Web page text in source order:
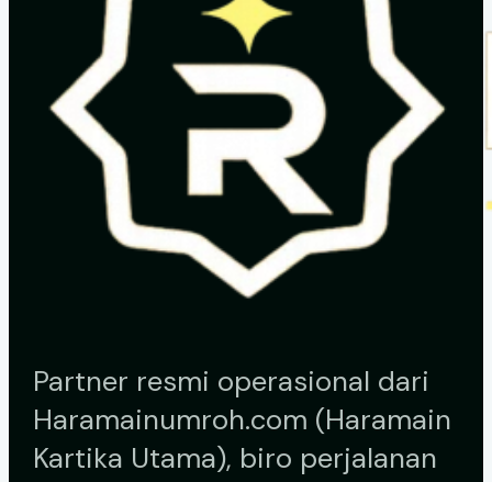
Partner resmi operasional dari
Haramainumroh.com (Haramain
Kartika Utama), biro perjalanan